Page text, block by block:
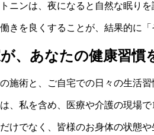
ニンは、夜になると自然な眠りを
きを良くすることが、結果的に
、あなたの健康習慣
施術と、ご自宅での日々の生活習
、私を含め、医療や介護の現場
けでなく、皆様のお身体の状態